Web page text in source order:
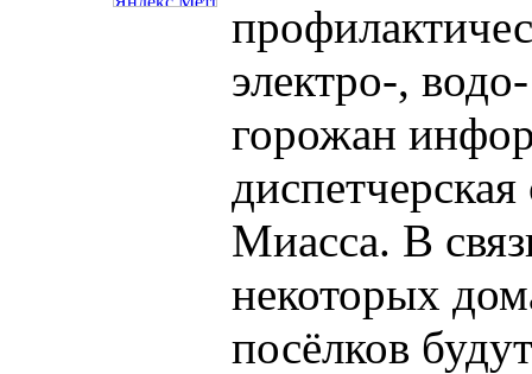
электро-,
горожан
Миасса. В
некоторых
посёлков